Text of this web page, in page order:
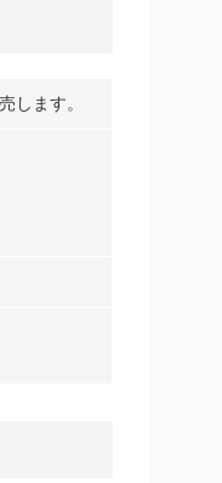
します。